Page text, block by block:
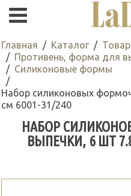
Главная Каталог
Противень, форма для
Силиконовые формы
Набор силиконовых
см 6001-31/240
НАБОР
ВЫПЕЧКИ, 6 ШТ